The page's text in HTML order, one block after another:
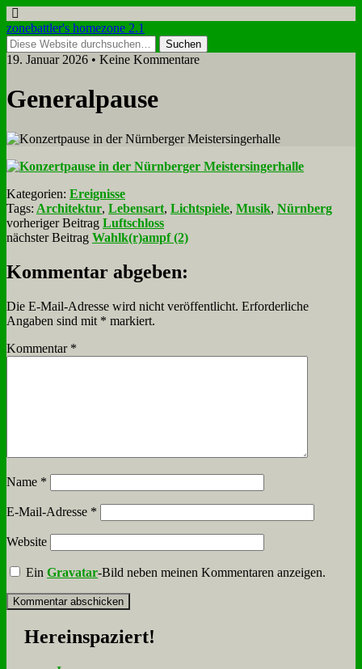
zonebattler's homezone 2.1
19. Januar 2026 • Keine Kommentare
Ge­ne­ral­pau­se
Kategorien: Ereignisse
Tags: Architektur, Lebensart, Lichtspiele, Musik, Nürnberg
vorheriger Beitrag Luftschloss
nächster Beitrag Wahlk(r)ampf (2)
Kommentar abgeben:
Die E-Mail-Adresse wird nicht veröffentlicht. Erforderliche
Angaben sind mit * markiert.
Kommentar *
Name *
E-Mail-Adresse *
Website
EinGravatar-Bild neben meinen Kommentaren anzeigen.
Her­ein­spa­ziert!